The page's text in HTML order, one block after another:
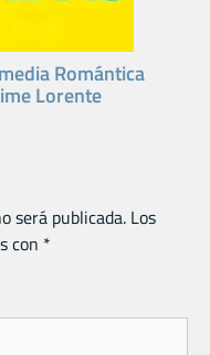
Romántica
Lorente
será publicada. Los
con *